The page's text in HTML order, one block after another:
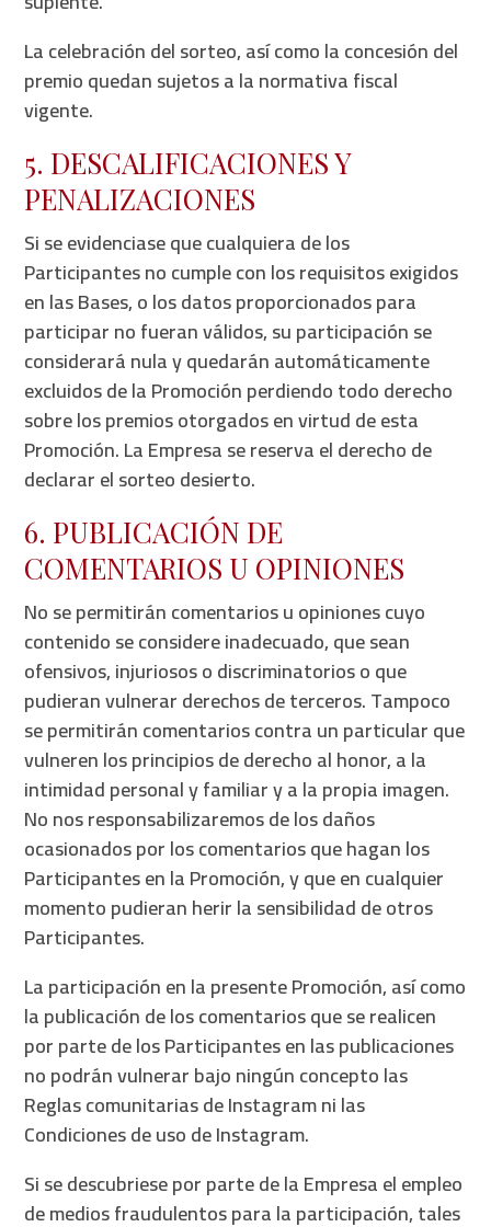
La celebración del sorteo, así como la concesión del
premio quedan sujetos a la normativa fiscal
vigente.
5. DESCALIFICACIONES Y
PENALIZACIONES
Si se evidenciase que cualquiera de los
Participantes no cumple con los requisitos exigidos
en las Bases, o los datos proporcionados para
participar no fueran válidos, su participación se
considerará nula y quedarán automáticamente
excluidos de la Promoción perdiendo todo derecho
sobre los premios otorgados en virtud de esta
Promoción. La Empresa se reserva el derecho de
declarar el sorteo desierto.
6. PUBLICACIÓN DE
COMENTARIOS U OPINIONES
No se permitirán comentarios u opiniones cuyo
contenido se considere inadecuado, que sean
ofensivos, injuriosos o discriminatorios o que
pudieran vulnerar derechos de terceros. Tampoco
se permitirán comentarios contra un particular que
vulneren los principios de derecho al honor, a la
intimidad personal y familiar y a la propia imagen.
No nos responsabilizaremos de los daños
ocasionados por los comentarios que hagan los
Participantes en la Promoción, y que en cualquier
momento pudieran herir la sensibilidad de otros
Participantes.
La participación en la presente Promoción, así como
la publicación de los comentarios que se realicen
por parte de los Participantes en las publicaciones
no podrán vulnerar bajo ningún concepto las
Reglas comunitarias de Instagram ni las
Condiciones de uso de Instagram.
Si se descubriese por parte de la Empresa el empleo
de medios fraudulentos para la participación, tales